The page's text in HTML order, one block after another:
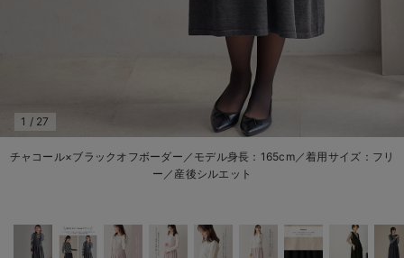
快適機能ウェア特集 パジャマ
erbaviva（エルバビーバ）
ハレの日に着るANGELIEBEのセレモニー
何枚あっても嬉しい
長く使えるアイテム
チャコール×ブラックオフボーダー／モデル身長：165cm／着用サイズ：フリ
ー／産後シルエット
1 / 27